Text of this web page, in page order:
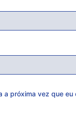
próxima vez que eu